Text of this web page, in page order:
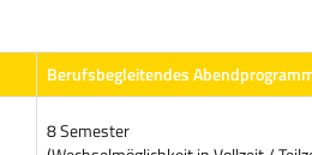
Berufsbegleitendes
8 Semester